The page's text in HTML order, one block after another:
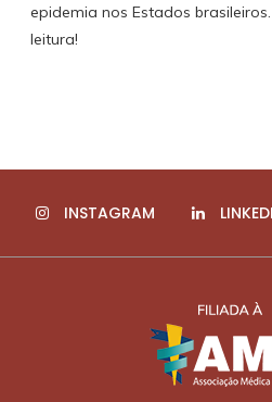
epidemia nos Estados
leitura!
INSTAGRAM